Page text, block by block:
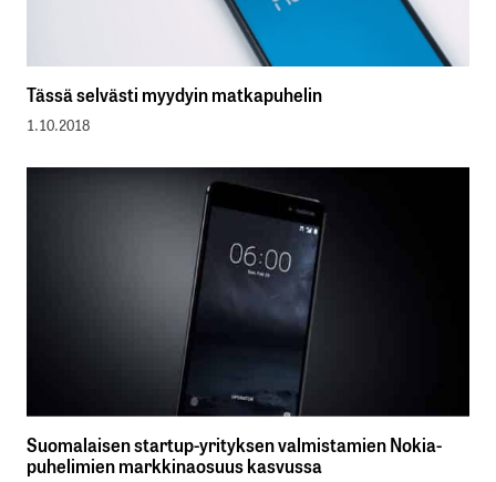
Tässä selvästi myydyin matkapuhelin
1.10.2018
Suomalaisen startup-yrityksen valmistamien Nokia-
puhelimien markkinaosuus kasvussa